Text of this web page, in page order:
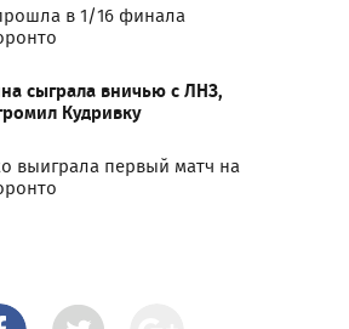
в 1/16 финала
сыграла вничью с ЛНЗ,
Кудривку
выиграла первый матч на